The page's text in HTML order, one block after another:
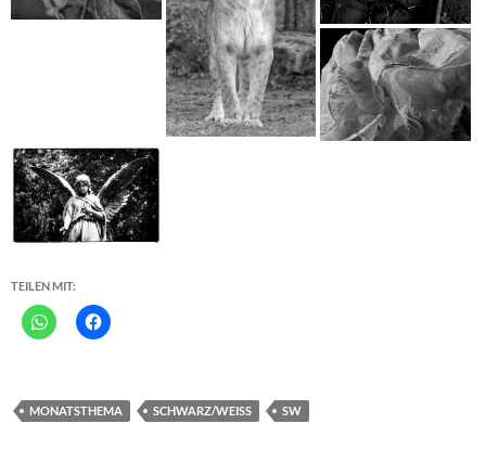
TEILEN MIT:
MONATSTHEMA SCHWARZ/WEISS SW